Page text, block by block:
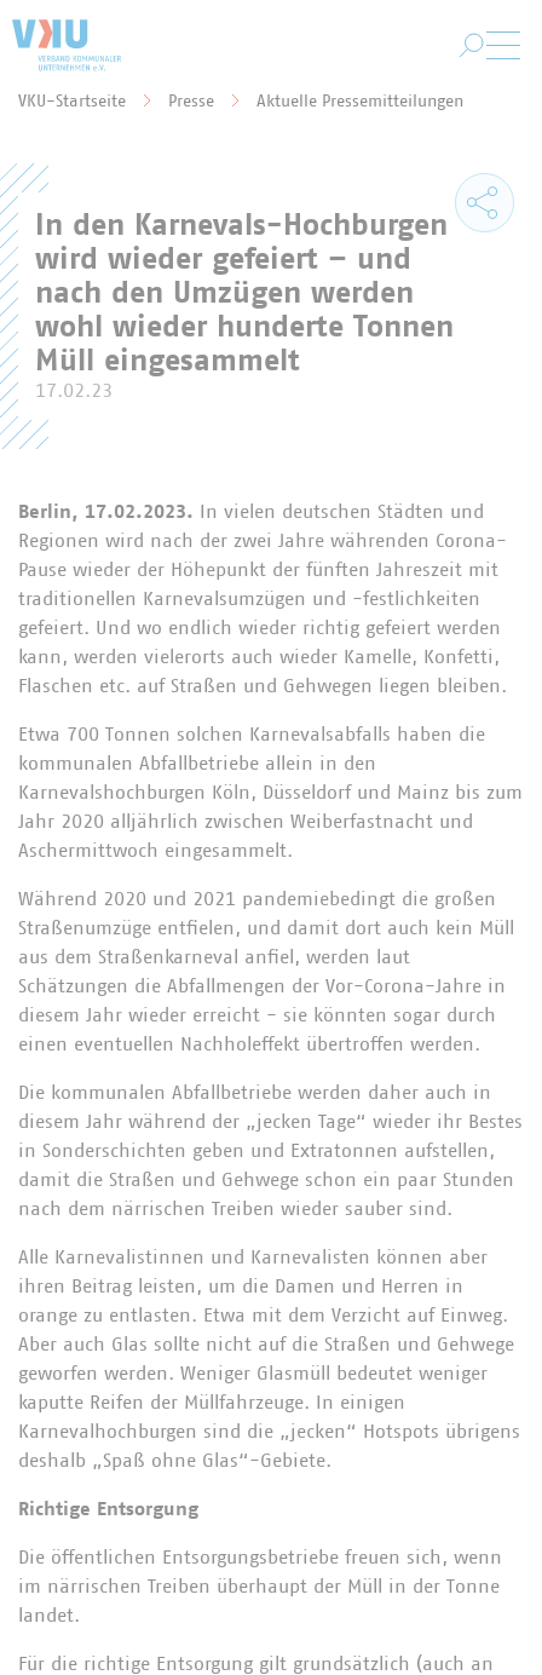
VKU-Startseite Presse Aktuelle Pressemitteilungen
In den Karnevals-Hochburgen
wird wieder gefeiert – und
nach den Umzügen werden
wohl wieder hunderte Tonnen
Müll eingesammelt
17.02.23
Berlin, 17.02.2023. In vielen deutschen Städten und
Regionen wird nach der zwei Jahre währenden Corona-
Pause wieder der Höhepunkt der fünften Jahreszeit mit
traditionellen Karnevalsumzügen und -festlichkeiten
gefeiert. Und wo endlich wieder richtig gefeiert werden
kann, werden vielerorts auch wieder Kamelle, Konfetti,
Flaschen etc. auf Straßen und Gehwegen liegen bleiben.
Etwa 700 Tonnen solchen Karnevalsabfalls haben die
kommunalen Abfallbetriebe allein in den
Karnevalshochburgen Köln, Düsseldorf und Mainz bis zum
Jahr 2020 alljährlich zwischen Weiberfastnacht und
Aschermittwoch eingesammelt.
Während 2020 und 2021 pandemiebedingt die großen
Straßenumzüge entfielen, und damit dort auch kein Müll
aus dem Straßenkarneval anfiel, werden laut
Schätzungen die Abfallmengen der Vor-Corona-Jahre in
diesem Jahr wieder erreicht - sie könnten sogar durch
einen eventuellen Nachholeffekt übertroffen werden.
Die kommunalen Abfallbetriebe werden daher auch in
diesem Jahr während der „jecken Tage“ wieder ihr Bestes
in Sonderschichten geben und Extratonnen aufstellen,
damit die Straßen und Gehwege schon ein paar Stunden
nach dem närrischen Treiben wieder sauber sind.
Alle Karnevalistinnen und Karnevalisten können aber
ihren Beitrag leisten, um die Damen und Herren in
orange zu entlasten. Etwa mit dem Verzicht auf Einweg.
Aber auch Glas sollte nicht auf die Straßen und Gehwege
geworfen werden. Weniger Glasmüll bedeutet weniger
kaputte Reifen der Müllfahrzeuge. In einigen
Karnevalhochburgen sind die „jecken“ Hotspots übrigens
deshalb „Spaß ohne Glas“-Gebiete.
Richtige Entsorgung
Die öffentlichen Entsorgungsbetriebe freuen sich, wenn
im närrischen Treiben überhaupt der Müll in der Tonne
landet.
Für die richtige Entsorgung gilt grundsätzlich (auch an